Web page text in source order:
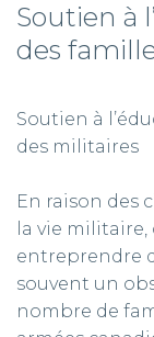
Soutien à
des
Soutien à
des militaires
En raison des
la vie
entreprendre
souvent un
nombre de